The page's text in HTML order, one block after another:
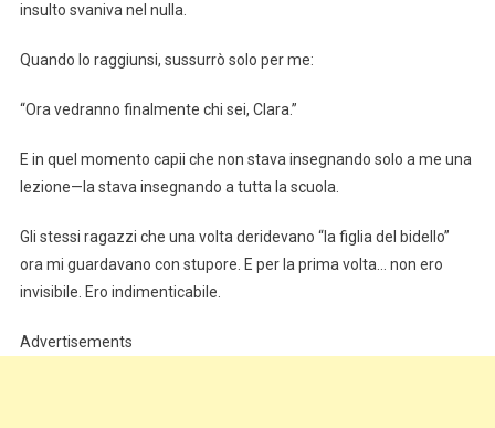
insulto svaniva nel nulla.
Quando lo raggiunsi, sussurrò solo per me:
“Ora vedranno finalmente chi sei, Clara.”
E in quel momento capii che non stava insegnando solo a me una
lezione—la stava insegnando a tutta la scuola.
Gli stessi ragazzi che una volta deridevano “la figlia del bidello”
ora mi guardavano con stupore. E per la prima volta… non ero
invisibile. Ero indimenticabile.
Advertisements